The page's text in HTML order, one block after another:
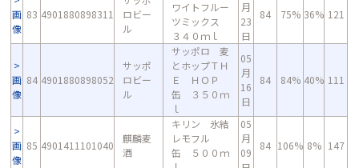
画
像
83 4901880898311
ロビー
ル
ワイトフルー
ツミックス
３４０ｍｌ
月
23
日
84 75% 36% 121
画
像
84 4901880898052
サッポ
ロビー
ル
サッポロ 麦
とホップＴＨ
Ｅ ＨＯＰ
缶 ３５０ｍ
ｌ
05
月
16
日
84 84% 40% 111
画
像
85 4901411101040
麒麟麦
酒
キリン 氷結
レモフル
缶 ５００ｍ
05
月
09
84 106% 8% 147